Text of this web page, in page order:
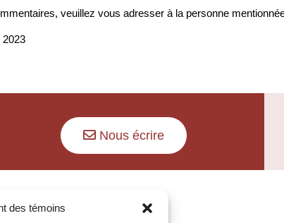
des témoins
veuillez vous adresser à la personne
2023
Nous écrire
Nous sommes